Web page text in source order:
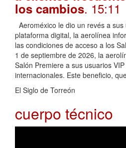
los cambios. 15:11
Aeroméxico le dio un revés a
plataforma digital, la aerolínea
las condiciones de acceso a los
1 de septiembre de 2026, la
Salón Premiere a sus usuarios
internacionales. Este beneficio,
El Siglo de Torreón
cuerpo técnico